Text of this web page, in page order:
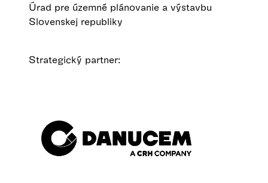
Úrad pre územné plánovanie a výstavbu
Slovenskej republiky
Strategický partner: